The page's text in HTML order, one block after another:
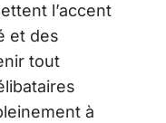
l’accent
et des
tout
à